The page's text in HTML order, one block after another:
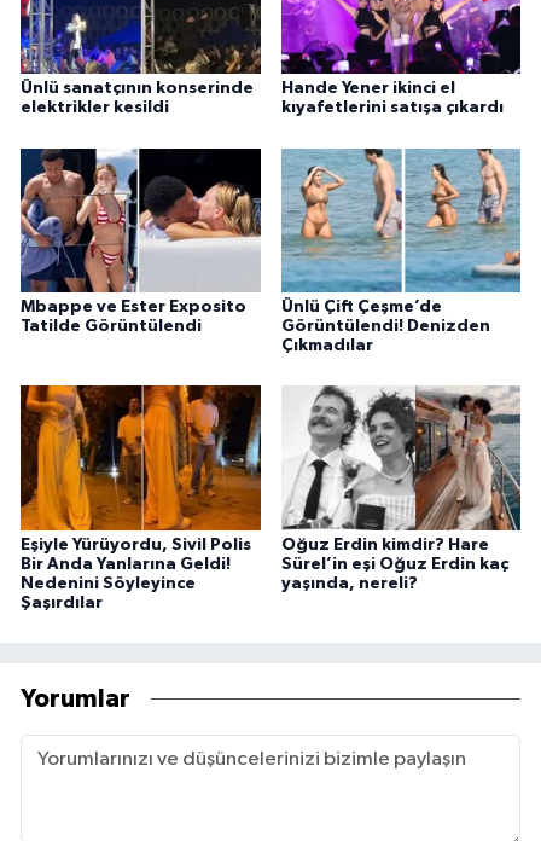
Ünlü sanatçının konserinde
elektrikler kesildi
Hande Yener ikinci el
kıyafetlerini satışa çıkardı
Mbappe ve Ester Exposito
Tatilde Görüntülendi
Ünlü Çift Çeşme’de
Görüntülendi! Denizden
Çıkmadılar
Eşiyle Yürüyordu, Sivil Polis
Bir Anda Yanlarına Geldi!
Nedenini Söyleyince
Şaşırdılar
Oğuz Erdin kimdir? Hare
Sürel’in eşi Oğuz Erdin kaç
yaşında, nereli?
Yorumlar